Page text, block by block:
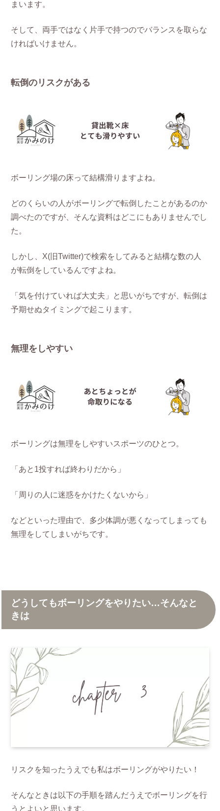
まいます。
そして、両手ではなく片手で持つのでバランスを取らな
ければいけません。
転倒のリスクがある
ボーリング場の床って結構滑りますよね。
どのくらいの人がボーリングで転倒したことがあるのか
調べたのですが、そんな資料はどこにもありませんでし
た。
しかし、X(旧Twitter)で検索をしてみると結構な数の人
が転倒をしているんですよね。
「気を付けていれば大丈夫」と思いがちですが、転倒は
予期せぬタイミングで起こります。
無理をしやすい
ボーリングは無理をしやすいスポーツのひとつ。
「あと1投すれば終わりだから」
「周りの人に迷惑をかけたくないから」
などといった理由で、多少体調が悪くなってしまっても
無理をしてしまいがちです。
どうしてもボーリングをやりたい…そんなと
きは
リスクを知ったうえでも私はボーリングがやりたい！
そんなときは以下の手順を踏んだうえでボーリングを行
うとよいと思います。